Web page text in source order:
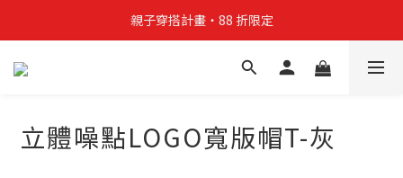
親子穿搭計畫・88 折限定
親子穿搭計畫・88 折限定
貼身補貨計畫  任選 6 件 $888
親子穿搭計畫・88 折限定
立體噪點LOGO寬版帽T-灰